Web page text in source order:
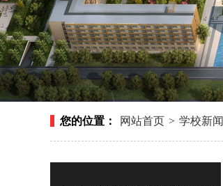
您的位置： 网站首页 > 学校新闻